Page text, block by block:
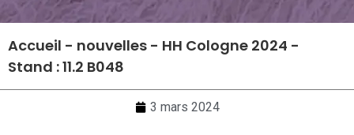
Accueil - nouvelles - HH Cologne 2024 -
Stand : 11.2 B048
3 mars 2024